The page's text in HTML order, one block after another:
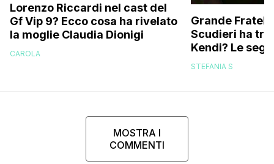
Lorenzo Riccardi nel cast del
Gf Vip 9? Ecco cosa ha rivelato
la moglie Claudia Dionigi
CAROLA
Grande
Scudieri ha
Kendi? Le
replica dell’ex
STEFANIA S
MOSTRA I
COMMENTI